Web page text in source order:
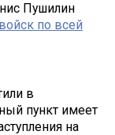
Пушилин
по всей
в
пункт имеет
на